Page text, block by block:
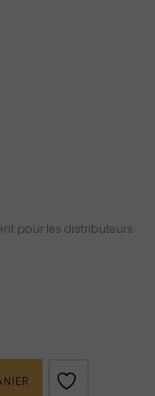
pour les distributeurs